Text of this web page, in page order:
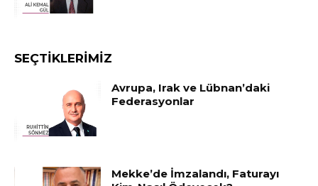
SEÇTIKLERIMIZ
Avrupa, Irak ve Lübnan’daki
Federasyonlar
Mekke’de İmzalandı, Faturayı